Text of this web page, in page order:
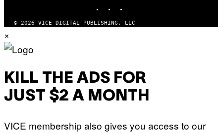
© 2026 VICE DIGITAL PUBLISHING, LLC
×
KILL THE ADS FOR
JUST $2 A MONTH
VICE membership also gives you access to our